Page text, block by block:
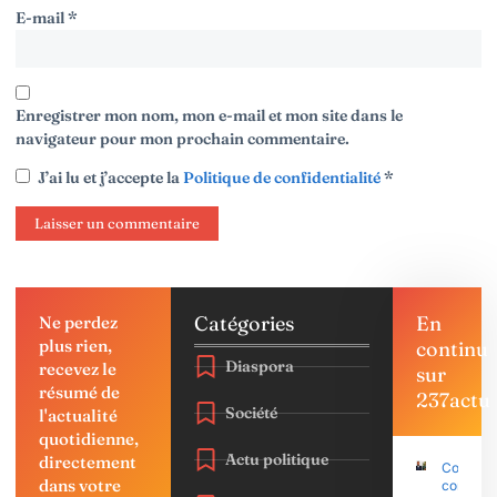
E-mail*
Enregistrer mon nom, mon e-mail et mon site dans le
navigateur pour mon prochain commentaire.
J’ai lu et j’accepte laPolitique de confidentialité*
Ne perdez
plus rien,
recevez le
résumé de
l'actualité
quotidienne,
directement
dans votre
Catégories
Diaspora
Société
Actu politique
En
continu
sur
237actu
Coup
contre